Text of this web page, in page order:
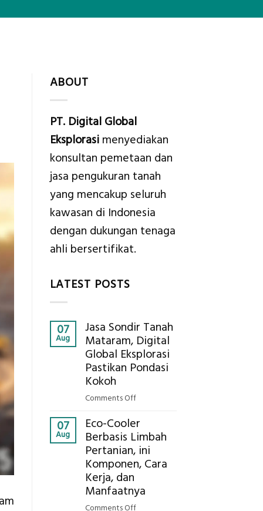
ABOUT
PT. Digital Global
Eksplorasimenyediakan
konsultan pemetaan dan
jasa pengukuran tanah
yang mencakup seluruh
kawasan di Indonesia
dengan dukungan tenaga
ahli bersertifikat.
LATEST POSTS
07
Aug
Jasa Sondir Tanah
Mataram, Digital
Global Eksplorasi
Pastikan Pondasi
Kokoh
Comments Offon
Sondir
Tanah
Mataram,
Digital
Eksplorasi
Pastikan
07
Aug
Eco-Cooler
Berbasis Limbah
Pertanian, ini
Komponen, Cara
Kerja, dan
Manfaatnya
Comments Offon